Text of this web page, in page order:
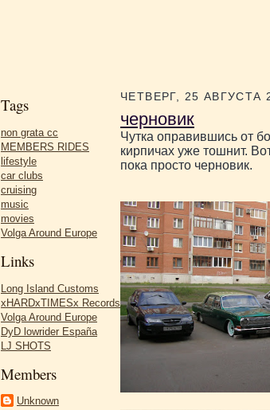
Tags
non grata cc
MEMBERS RIDES
lifestyle
car clubs
cruising
music
movies
Volga Around Europe
Links
Long Island Customs
xHARDxTIMESx Records
Volga Around Europe
DyD lowrider España
LJ SHOTS
Members
Unknown
ЧЕТВЕРГ, 25 АВГУСТА
черновик
Чутка оправившись от
кирпичах уже тошнит.
пока просто черновик.